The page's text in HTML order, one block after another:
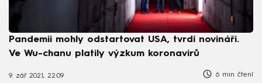
Pandemii mohly odstartovat USA, tvrdí novináři.
Ve Wu-chanu platily výzkum koronavirů
9. zář 2021, 22:09 6 min čtení